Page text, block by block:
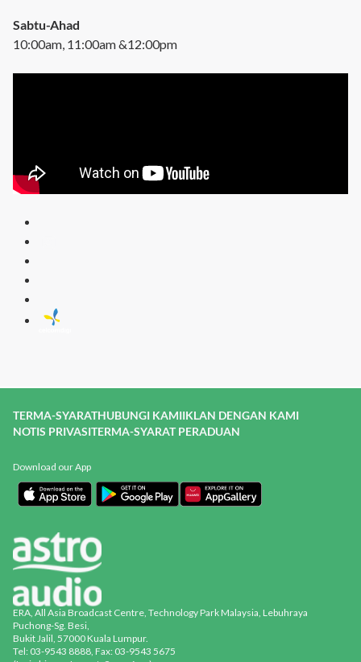
Sabtu-Ahad
10:00am, 11:00am &12:00pm
TERMA-SYARATHUBUNGI KAMIIKLAN DENGAN KAMI
NOTIS PRIVASITERMA-SYARAT PERADUAN
ERA, All Asia Broadcast Centre, Technology Park Malaysia, Lebuhraya
Puchong-Sg. Besi,
Bukit Jalil, 57000 Kuala Lumpur.
Tel: 03-9543 8888, Fax: 03-9543 5675
Download our App